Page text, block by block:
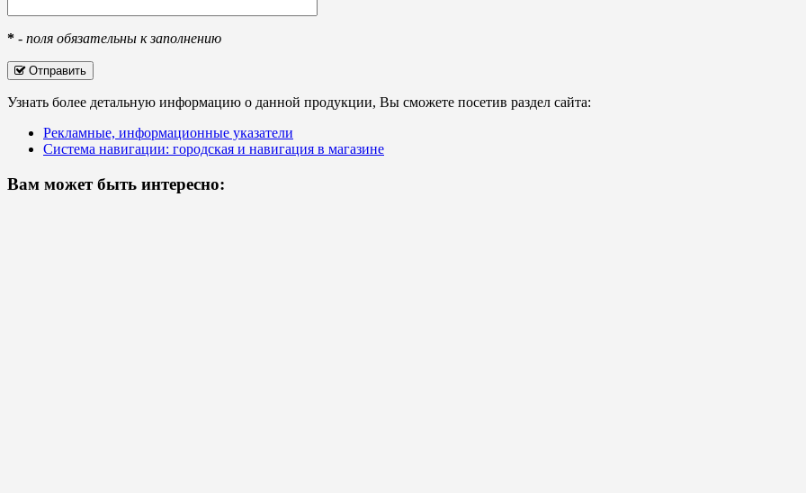
* - поля обязательны к заполнению
Отправить
Узнать более детальную информацию о данной продукции, Вы сможете посетив раздел сайта:
Рекламные, информационные указатели
Система навигации: городская и навигация в магазине
Вам может быть интересно: